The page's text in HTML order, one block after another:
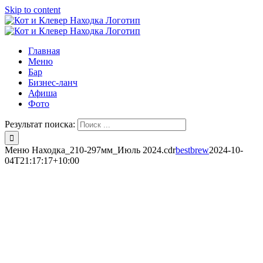
Skip to content
Главная
Меню
Бар
Бизнес-ланч
Афиша
Фото
Результат поиска:
Меню Находка_210-297мм_Июль 2024.cdrbestbrew2024-10-
04T21:17:17+10:00